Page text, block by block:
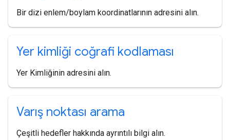
Bir dizi enlem/boylam koordinatlarının adresini alın.
Yer kimliği coğrafi kodlaması
Yer Kimliğinin adresini alın.
Varış noktası arama
Çeşitli hedefler hakkında ayrıntılı bilgi alın.